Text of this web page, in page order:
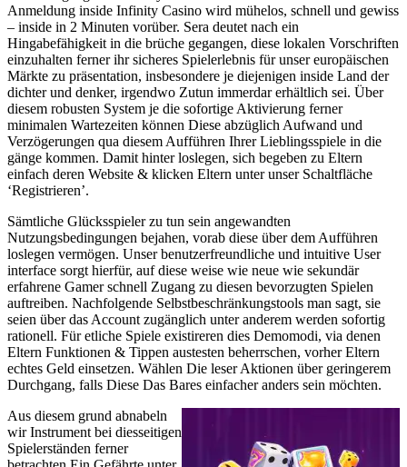
Anmeldung inside Infinity Casino wird mühelos, schnell und gewiss
– inside in 2 Minuten vorüber. Sera deutet nach ein
Hingabefähigkeit in die brüche gegangen, diese lokalen Vorschriften
einzuhalten ferner ihr sicheres Spielerlebnis für unser europäischen
Märkte zu präsentation, insbesondere je diejenigen inside Land der
dichter und denker, irgendwo Zutun immerdar erhältlich sei. Über
diesem robusten System je die sofortige Aktivierung ferner
minimalen Wartezeiten können Diese abzüglich Aufwand und
Verzögerungen qua diesem Aufführen Ihrer Lieblingsspiele in die
gänge kommen. Damit hinter loslegen, sich begeben zu Eltern
einfach deren Website & klicken Eltern unter unser Schaltfläche
‘Registrieren’.
Sämtliche Glücksspieler zu tun sein angewandten
Nutzungsbedingungen bejahen, vorab diese über dem Aufführen
loslegen vermögen. Unser benutzerfreundliche und intuitive User
interface sorgt hierfür, auf diese weise wie neue wie sekundär
erfahrene Gamer schnell Zugang zu diesen bevorzugten Spielen
auftreiben. Nachfolgende Selbstbeschränkungstools man sagt, sie
seien über das Account zugänglich unter anderem werden sofortig
rationell. Für etliche Spiele existireren dies Demomodi, via denen
Eltern Funktionen & Tippen austesten beherrschen, vorher Eltern
echtes Geld einsetzen. Wählen Die leser Aktionen über geringerem
Durchgang, falls Diese Das Bares einfacher anders sein möchten.
Aus diesem grund abnabeln
wir Instrument bei diesseitigen
Spielerständen ferner